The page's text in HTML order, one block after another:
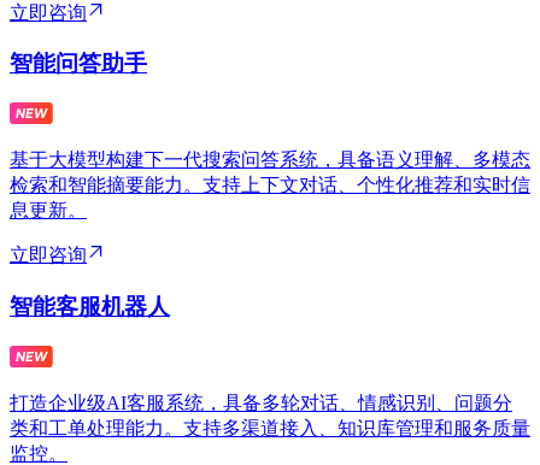
立即咨询
智能问答助手
基于大模型构建下一代搜索问答系统，具备语义理解、多模态
检索和智能摘要能力。支持上下文对话、个性化推荐和实时信
息更新。
立即咨询
智能客服机器人
打造企业级AI客服系统，具备多轮对话、情感识别、问题分
类和工单处理能力。支持多渠道接入、知识库管理和服务质量
监控。